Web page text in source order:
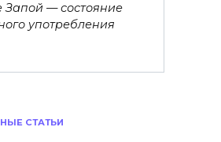
СТАТЬИ
Запой — состояние
употребления